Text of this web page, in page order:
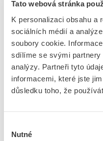
Tato webová stránka
K personalizaci obsahu a
sociálních médií a
soubory cookie.
sdílíme se svými
analýzy. Partneři tyto
informacemi, které jste
důsledku toho, že
souhlasu
Nutné
Cena s DPH
ks
Přidat k porovnání
4 ks
žaluziové